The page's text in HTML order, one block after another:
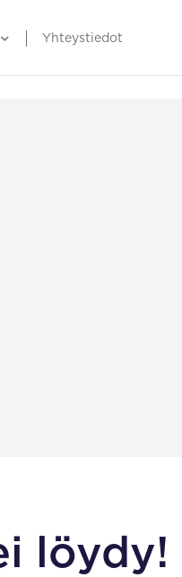
Yhteystiedot
löydy!